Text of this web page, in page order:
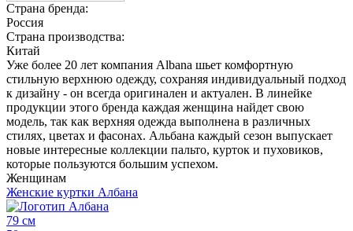
Страна бренда:
Россия
Страна производства:
Китай
Уже более 20 лет компания Albana шьет комфортную
стильную верхнюю одежду, сохраняя индивидуальный подход
к дизайну - он всегда оригинален и актуален. В линейке
продукции этого бренда каждая женщина найдет свою
модель, так как верхняя одежда выполнена в различных
стилях, цветах и фасонах. Альбана каждый сезон выпускает
новые интересные коллекции пальто, курток и пуховиков,
которые пользуются большим успехом.
Женщинам
Женские куртки Албана
79 см